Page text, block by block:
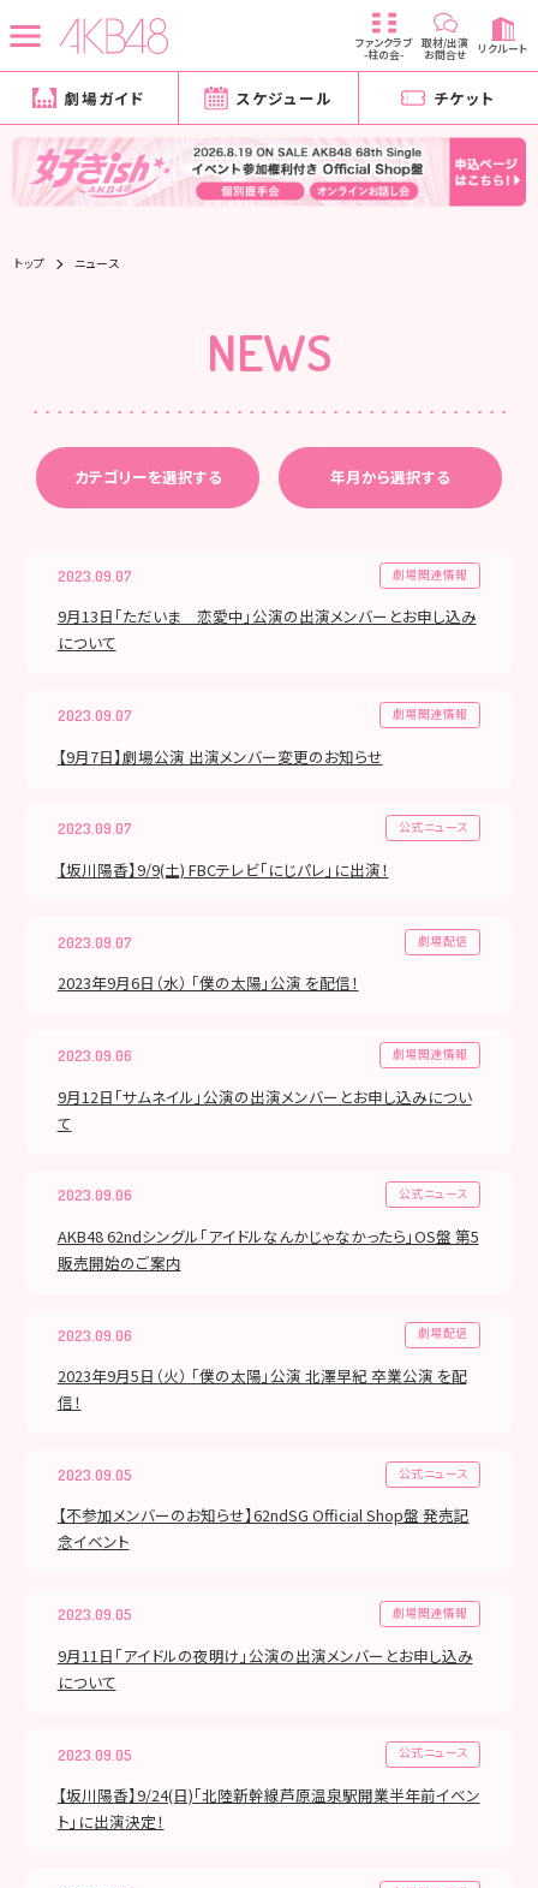
ファンクラブ
-柱の会-
取材/出演
お問合せ リクルート
劇場ガイド スケジュール チケット
トップ ニュース
NEWS
カテゴリーを選択する 年月から選択する
2023.09.07 劇場関連情報
9月13日「ただいま 恋愛中」公演の出演メンバーとお申し込み
について
2023.09.07 劇場関連情報
【9月7日】劇場公演 出演メンバー変更のお知らせ
2023.09.07 公式ニュース
【坂川陽香】9/9(土) FBCテレビ「にじパレ」に出演！
2023.09.07 劇場配信
2023年9月6日（水） 「僕の太陽」公演 を配信！
2023.09.06 劇場関連情報
9月12日「サムネイル」公演の出演メンバーとお申し込みについ
て
2023.09.06 公式ニュース
AKB48 62ndシングル「アイドルなんかじゃなかったら」OS盤 第5
販売開始のご案内
2023.09.06 劇場配信
2023年9月5日（火） 「僕の太陽」公演 北澤早紀 卒業公演 を配
信！
2023.09.05 公式ニュース
【不参加メンバーのお知らせ】62ndSG Official Shop盤 発売記
念イベント
2023.09.05 劇場関連情報
9月11日「アイドルの夜明け」公演の出演メンバーとお申し込み
について
2023.09.05 公式ニュース
【坂川陽香】9/24(日)「北陸新幹線芦原温泉駅開業半年前イベン
ト」に出演決定！